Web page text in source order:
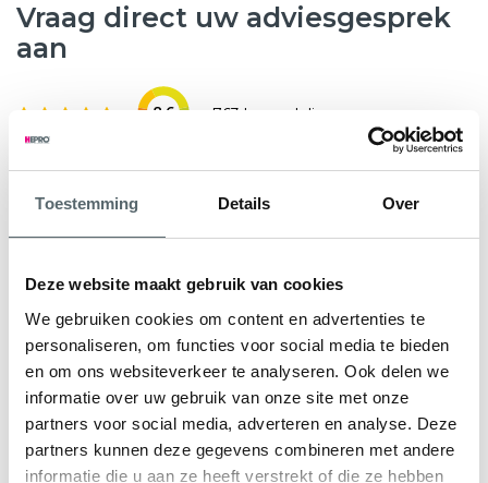
Toestemming Details Over
Deze website maakt gebruik van cookies
We gebruiken cookies om content en advertenties te
personaliseren, om functies voor social media te bieden
en om ons websiteverkeer te analyseren. Ook delen we
informatie over uw gebruik van onze site met onze
partners voor social media, adverteren en analyse. Deze
partners kunnen deze gegevens combineren met andere
informatie die u aan ze heeft verstrekt of die ze hebben
Vraag direct uw adviesgesprek
aan
8.6 763 beoordelingen
kunststof kozijnen, HR++ glas of andere
verduurzamingsmaatregelen? Hepro helpt u graag verder.
woning. We geven direct inzicht in de subsidieregeling Nij
Begun en eventuele aanvullende regelingen.
U ontvangt een persoonlijk advies en een heldere offerte
op maat, zodat u precies weet waar u aan toe bent.